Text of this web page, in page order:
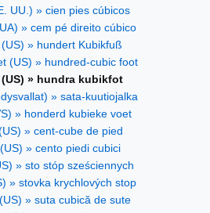
UU.) » cien pies cúbicos
» cem pé direito cúbico
» hundert Kubikfuß
(US) » hundred-cubic foot
» hundra kubikfot
» sata-kuutiojalka
» honderd kubieke voet
» cent-cube de pied
» cento piedi cubici
» sto stóp sześciennych
» stovka krychlových stop
» suta cubică de sute